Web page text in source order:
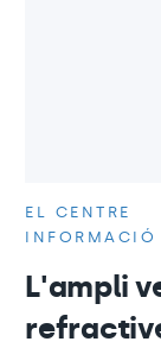
EL CENTRE
INFORMACIÓ
L'ampli